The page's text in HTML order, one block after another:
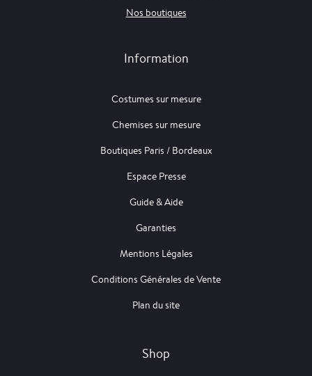
Nos boutiques
Information
Costumes sur mesure
Chemises sur mesure
Boutiques Paris / Bordeaux
Espace Presse
Guide & Aide
Garanties
Mentions Légales
Conditions Générales de Vente
Plan du site
Shop